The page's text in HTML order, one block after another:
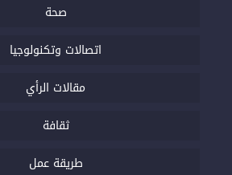
صحة
اتصالات وتكنولوجيا
مقالات الرأي
ثقافة
طريقة عمل